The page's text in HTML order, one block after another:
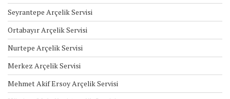
Seyrantepe Arçelik Servisi
Ortabayır Arçelik Servisi
Nurtepe Arçelik Servisi
Merkez Arçelik Servisi
Mehmet Akif Ersoy Arçelik Servisi